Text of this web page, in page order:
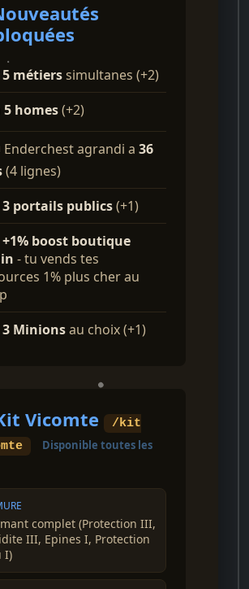
5 métierssimultanes (+2)
5 homes(+2)
Enderchest agrandi a 36
(4 lignes)
3 portails publics(+1)
+1% boost boutique
- tu vends tes
1% plus cher au
3 Minionsau choix (+1)
Vicomte
/kit
Disponible toutes les
complet (Protection III,
III, Epines I, Protection
I)